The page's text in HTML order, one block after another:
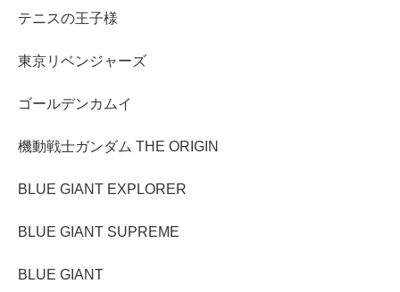
テニスの王子様
東京リベンジャーズ
ゴールデンカムイ
機動戦士ガンダム THE ORIGIN
BLUE GIANT EXPLORER
BLUE GIANT SUPREME
BLUE GIANT